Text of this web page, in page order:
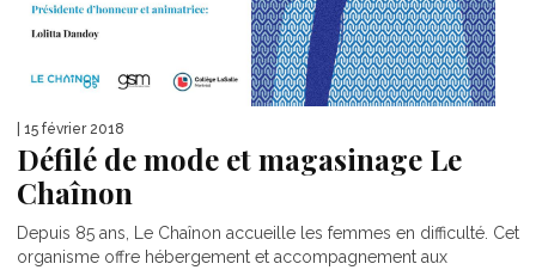
| 15 février 2018
Défilé de mode et magasinage Le
Chaînon
Depuis 85 ans, Le Chaînon accueille les femmes en difficulté. Cet
organisme offre hébergement et accompagnement aux